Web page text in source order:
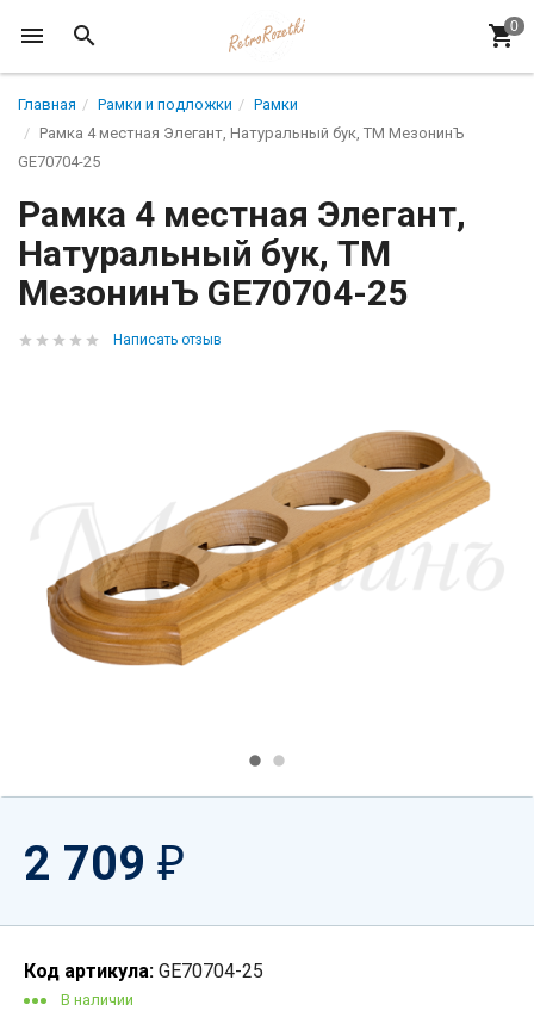
Главная Рамки и подложки
Рамки
Рамка 4 местная Элегант, Натуральный бук, ТМ МезонинЪ
GE70704-25
Рамка 4 местная Элегант,
Натуральный бук, ТМ
МезонинЪ GE70704-25
Написать отзыв
2 709 ₽
Код артикула: GE70704-25
В наличии